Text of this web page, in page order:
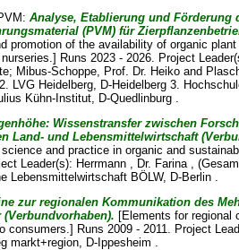
Analyse, Etablierung und Förderung
(PVM) für
promotion of the availability of organic
Runs 2023 - 2026. Project
; Mibus-Schoppe, Prof. Dr. Heiko and
LVG Heidelberg, D-Heidelberg 3.
Kühn-Institut, D-Quedlinburg .
Wissenstransfer zwischen
Land- und Lebensmittelwirtschaft
and practice in organic and
Leader(s): Herrmann , Dr. Farina ,
Lebensmittelwirtschaft BÖLW, D-Berlin .
zur regionalen Kommunikation des
[Elements for regional
consumers.] Runs 2009 - 2011. Project
markt+region, D-Ippesheim .